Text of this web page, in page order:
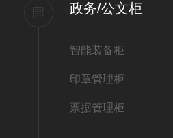
政务/公文柜
智能装备柜
印章管理柜
票据管理柜